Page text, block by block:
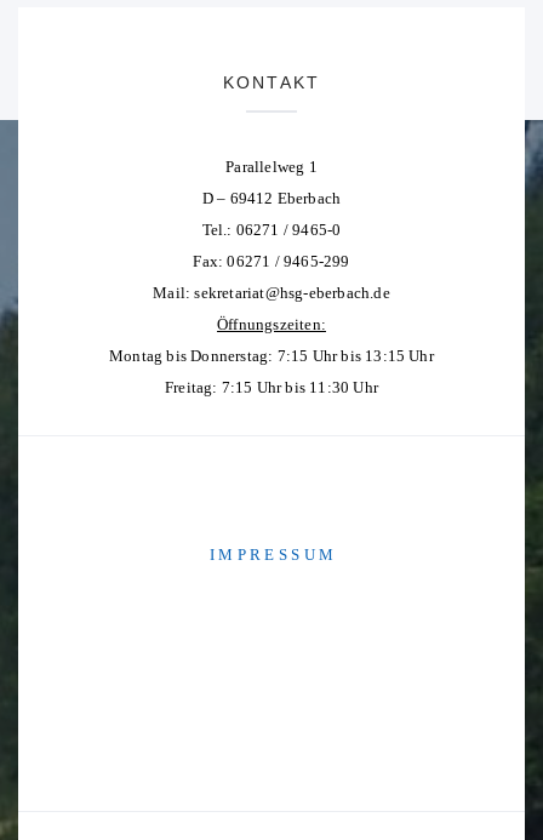
KONTAKT
Parallelweg 1
D – 69412 Eberbach
Tel.: 06271 / 9465-0
Fax: 06271 / 9465-299
Mail:sekretariat@hsg-eberbach.de
Öffnungszeiten:
Montag bis Donnerstag: 7:15 Uhr bis 13:15 Uhr
Freitag: 7:15 Uhr bis 11:30 Uhr
I M P R E S S U M